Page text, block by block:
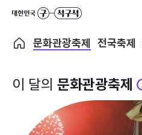
문화관광축제 전국축제
이 달의 문화관광축제